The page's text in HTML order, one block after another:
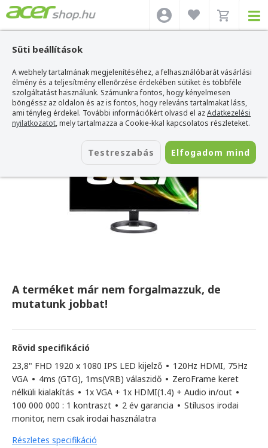
Süti beállítások
A webhely tartalmának megjelenítéséhez, a felhasználóbarát vásárlási
élmény és a teljesítmény ellenőrzése érdekében sütiket és többféle
szolgáltatást használunk. Számunkra fontos, hogy kényelmesen
böngéssz az oldalon és az is fontos, hogy releváns tartalmakat láss,
ami tényleg érdekel. További információkért olvasd el azAdatkezelési
nyilatkozatot, mely tartalmazza a Cookie-kkal kapcsolatos részleteket.
Testreszabás Elfogadom mind
Acer webshop>Acer monitor> Acer R1 sorozat >Acer R242YGymix 23,8"
Monitor
Acer R242YGymix 23,8" Monitor
Azonosító:UM.QR2EE.G01
A terméket már nem forgalmazzuk, de
mutatunk jobbat!
Rövid specifikáció
23,8" FHD 1920 x 1080 IPS LED kijelző • 120Hz HDMI, 75Hz
VGA • 4ms (GTG), 1ms(VRB) válaszidő • ZeroFrame keret
nélküli kialakítás • 1x VGA + 1x HDMI(1.4) + Audio in/out •
100 000 000 : 1 kontraszt • 2 év garancia • Stílusos irodai
monitor, nem csak irodai használatra
Részletes specifikáció